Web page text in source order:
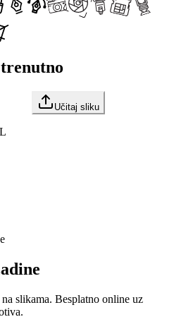
Učitaj sliku
slikama. Besplatno online uz